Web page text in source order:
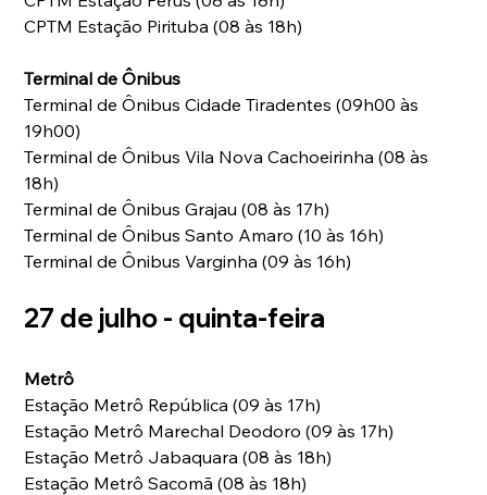
CPTM Estação Pirituba (08 às 18h)
Terminal de Ônibus
Terminal de Ônibus Cidade Tiradentes (09h00 às
19h00)
Terminal de Ônibus Vila Nova Cachoeirinha (08 às
18h)
Terminal de Ônibus Grajau (08 às 17h)
Terminal de Ônibus Santo Amaro (10 às 16h)
Terminal de Ônibus Varginha (09 às 16h)
27 de julho - quinta-feira
Metrô
Estação Metrô República (09 às 17h)
Estação Metrô Marechal Deodoro (09 às 17h)
Estação Metrô Jabaquara (08 às 18h)
Estação Metrô Sacomã (08 às 18h)